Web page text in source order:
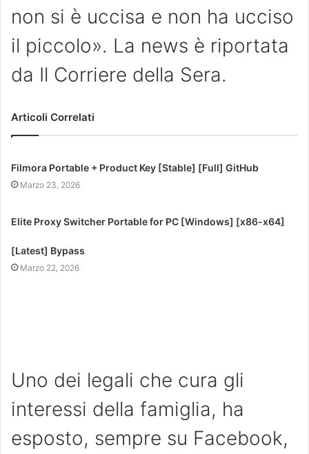
non si è uccisa e non ha ucciso
il piccolo». La news è riportata
da Il Corriere della Sera.
Articoli Correlati
Filmora Portable + Product Key [Stable] [Full] GitHub
Marzo 23, 2026
Elite Proxy Switcher Portable for PC [Windows] [x86-x64]
[Latest] Bypass
Marzo 22, 2026
Uno dei legali che cura gli
interessi della famiglia, ha
esposto, sempre su Facebook,